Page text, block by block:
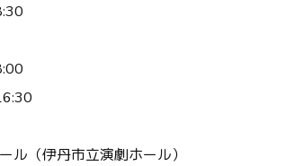
ル（伊丹市立演劇ホール）